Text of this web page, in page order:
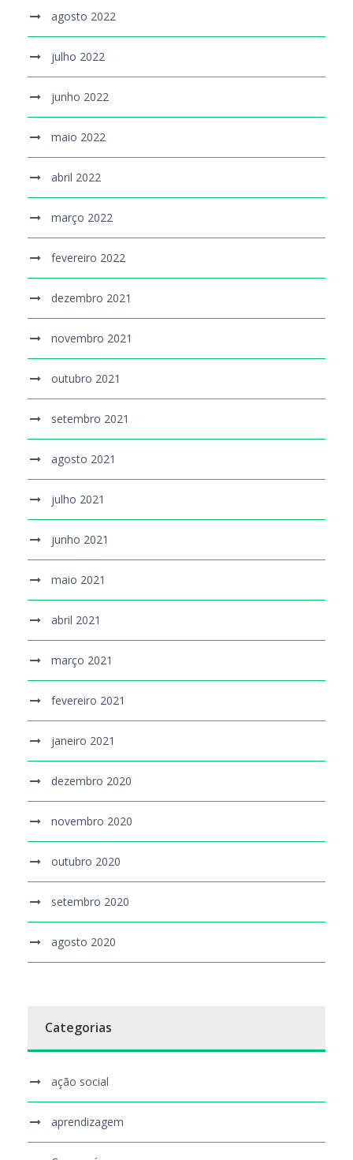
agosto 2022
julho 2022
junho 2022
maio 2022
abril 2022
março 2022
fevereiro 2022
dezembro 2021
novembro 2021
outubro 2021
setembro 2021
agosto 2021
julho 2021
junho 2021
maio 2021
abril 2021
março 2021
fevereiro 2021
janeiro 2021
dezembro 2020
novembro 2020
outubro 2020
setembro 2020
agosto 2020
Categorias
ação social
aprendizagem